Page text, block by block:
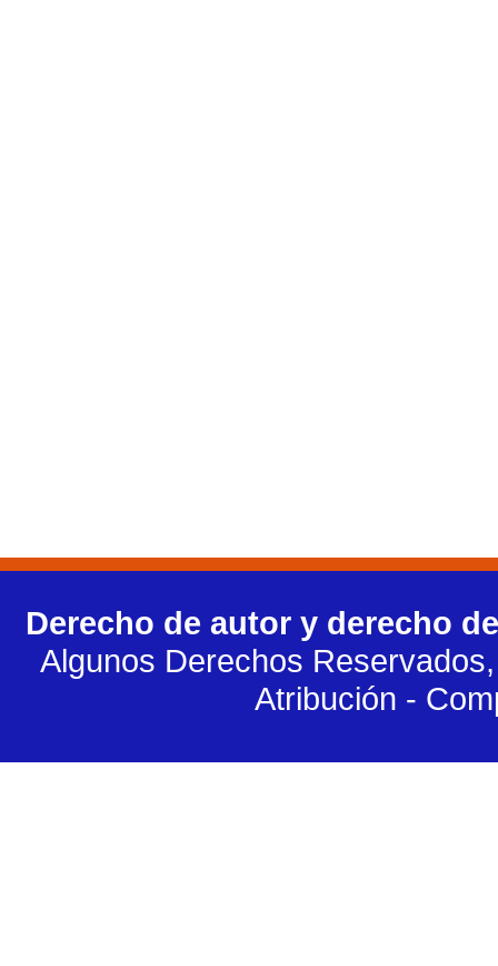
Derecho de autor y derecho
Algunos Derechos
Atribución -